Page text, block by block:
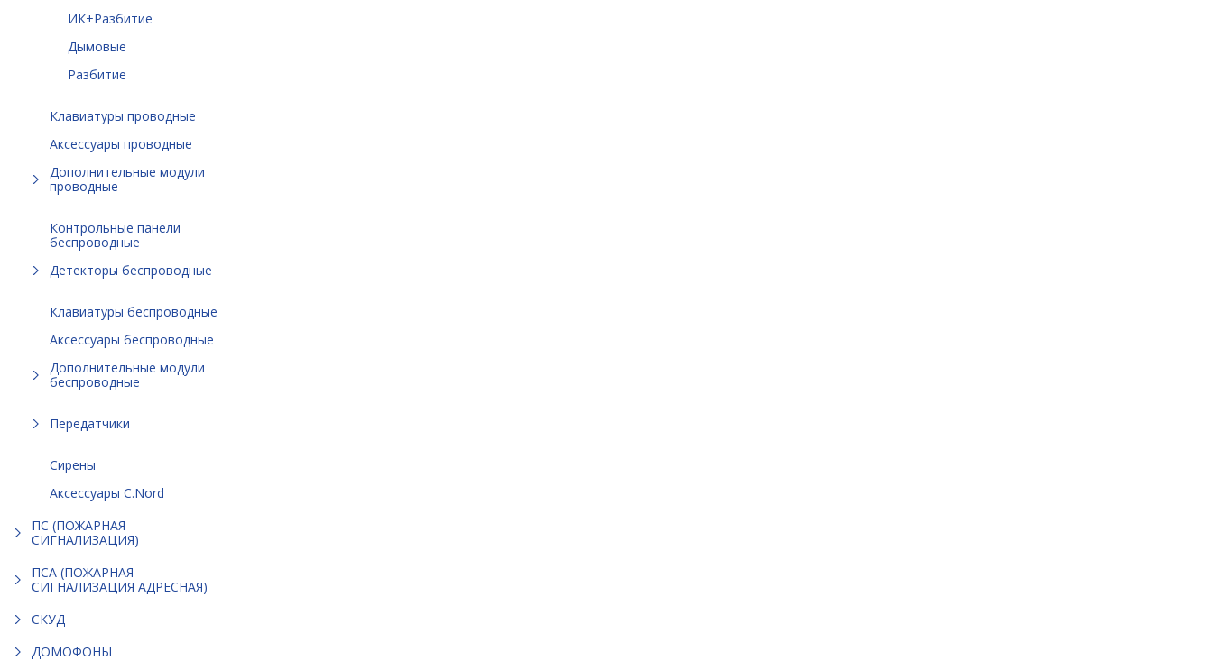
ИК+Разбитие
Дымовые
Разбитие
Клавиатуры проводные
Аксессуары проводные
Дополнительные модули
проводные
Контрольные панели
беспроводные
Детекторы беспроводные
Клавиатуры беспроводные
Аксессуары беспроводные
Дополнительные модули
беспроводные
Передатчики
Сирены
Аксессуары C.Nord
ПС (ПОЖАРНАЯ
СИГНАЛИЗАЦИЯ)
ПСА (ПОЖАРНАЯ
СИГНАЛИЗАЦИЯ АДРЕСНАЯ)
СКУД
ДОМОФОНЫ